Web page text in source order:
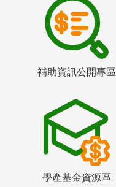
補助資訊公開專區
學產基金資源區